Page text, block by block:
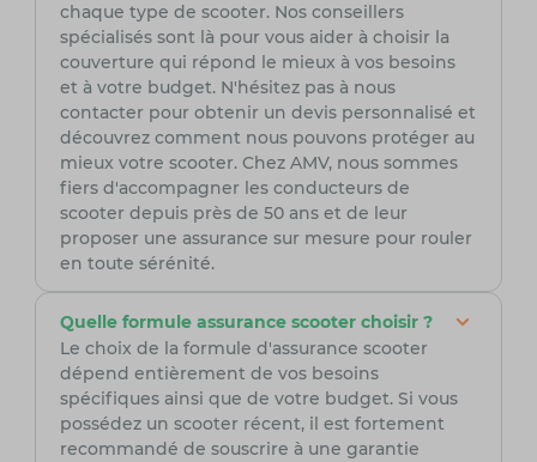
chaque type de scooter. Nos conseillers
spécialisés sont là pour vous aider à choisir la
couverture qui répond le mieux à vos besoins
et à votre budget. N'hésitez pas à nous
contacter pour obtenir un devis personnalisé et
découvrez comment nous pouvons protéger au
mieux votre scooter. Chez AMV, nous sommes
fiers d'accompagner les conducteurs de
scooter depuis près de 50 ans et de leur
proposer une assurance sur mesure pour rouler
en toute sérénité.
Quelle formule assurance scooter choisir ?
Le choix de la formule d'assurance scooter
dépend entièrement de vos besoins
spécifiques ainsi que de votre budget. Si vous
possédez un scooter récent, il est fortement
recommandé de souscrire à une garantie